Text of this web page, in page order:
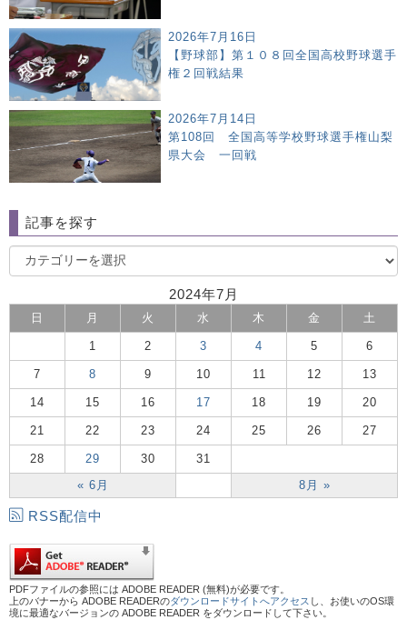
2026年7月16日
【野球部】第１０８回全国高校野球選手
権２回戦結果
2026年7月14日
第108回 全国高等学校野球選手権山梨
県大会 一回戦
記事を探す
2024年7月
日 月 火 水 木 金 土
« 6月 8月 »
1 2 3 4 5 6
7 8 9 10 11 12 13
14 15 16 17 18 19 20
21 22 23 24 25 26 27
28 29 30 31
RSS配信中
PDFファイルの参照には ADOBE READER (無料)が必要です。
上のバナーから ADOBE READERのダウンロードサイトへアクセス し、お使いのOS環
境に最適なバージョンの ADOBE READER をダウンロードして下さい。